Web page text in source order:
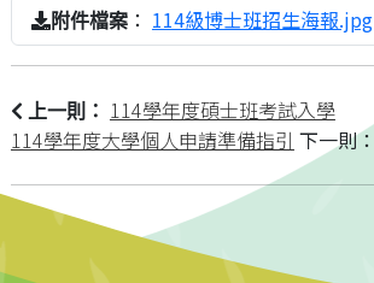
附件檔案： 114級博士班招生海報.jpg
上一則：
114學年度碩士班考試入學
114學年度大學個人申請準備指引 下一則：